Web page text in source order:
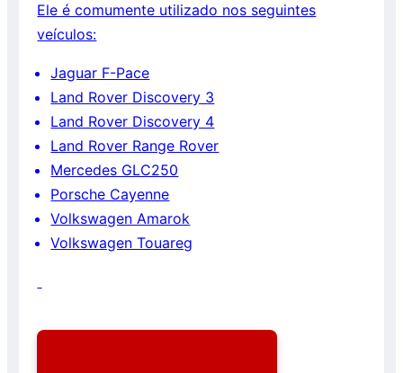
Ele é comumente utilizado nos seguintes
veículos:
Jaguar F-Pace
Land Rover Discovery 3
Land Rover Discovery 4
Land Rover Range Rover
Mercedes GLC250
Porsche Cayenne
Volkswagen Amarok
Volkswagen Touareg